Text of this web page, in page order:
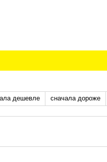
дешевле сначала дороже